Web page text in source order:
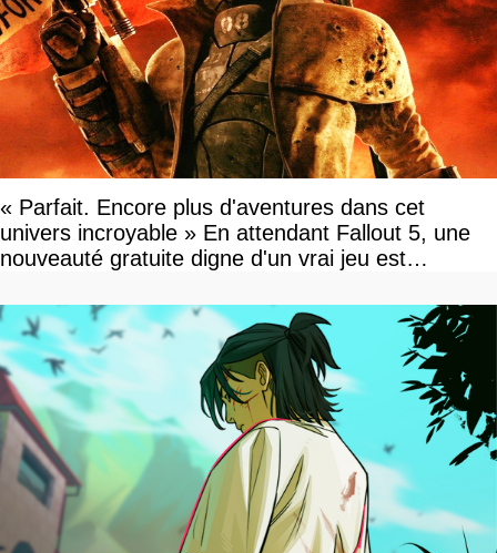
« Parfait. Encore plus d'aventures dans cet
univers incroyable » En attendant Fallout 5, une
nouveauté gratuite digne d'un vrai jeu est